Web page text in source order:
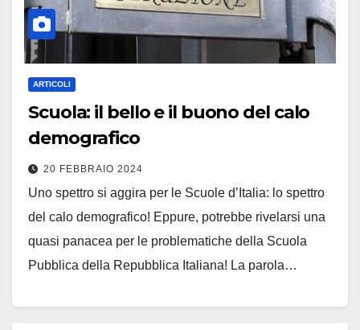
ARTICOLI
Scuola: il bello e il buono del calo
demografico
20 FEBBRAIO 2024
Uno spettro si aggira per le Scuole d’Italia: lo spettro
del calo demografico! Eppure, potrebbe rivelarsi una
quasi panacea per le problematiche della Scuola
Pubblica della Repubblica Italiana! La parola…